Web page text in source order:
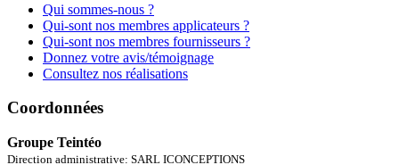
Qui sommes-nous ?
Qui-sont nos membres applicateurs ?
Qui-sont nos membres fournisseurs ?
Donnez votre avis/témoignage
Consultez nos réalisations
Coordonnées
Groupe Teintéo
Direction administrative: SARL ICONCEPTIONS